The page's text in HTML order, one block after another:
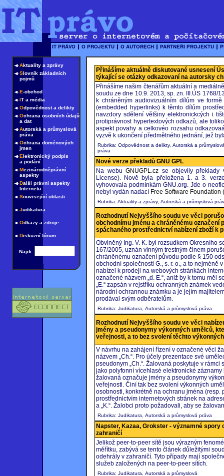
Aktuality a zprávy
Slovník základních
pojmů
E-obchod
IT a média
Odpovědnost a delikty
Ochrana osobních údajů
a dat
Autorská a průmyslová
práva
Ochrana doménových
jmen
Elektronický podpis
a podání
Mezinárodněprávní
aspekty
Další právní aspekty
Internetu
Související oblasti
Judikatura
Odkazy a zdroje
Diskuzní fórum
Najdi:
Přinášíme aktuálně diskutované usnesení
týkající se otázky odkazovaní na autorsky
Přinášíme našim čtenářům aktuální a
soudu ze dne 10.9. 2013, sp. zn. III.ÚS 1768/
k chráněným audiovizuálním dílům ve
(embedded hyperlinks) k těmto dílům
navzdory sdělení většiny elektronickcých i
protiprávnost hypertextových odkazů, ale
aspekt povahy a celkovéo rozsahu
vyzvě k ukončení předmětného jednání, jež
Rubrika: Odpovědnost a delikty, Autorská a
práva
Nové verze překladů GNU GPL
Na webuGNUGPL.cz se objevily
License). Nově byla přeložena 1. a 3.
vyhovovala podmínkám GNU.org. Jde o
nebyl vydán nadací Free Software Foundation
Rubrika: Aktuality a zprávy, Autorská a průmyslová
Rozhodnutí Nejvyššího soudu ve věci
obchodnímu jménu a chráněnému označení
spáchaného prostřednictví nabízení zboží k
Obviněný Ing. V. K. byl rozsudkem Okresního
167/2005, uznán vinným trestným činem
chráněnému označení původu podle § 150
obchodní společnosti G., s. r. o., a to nejméně
nabízel k prodeji na webových stránkách
označené názvem „d. E.“, aniž by k tomu měl
„E.“ zapsán v rejstříku ochranných známek
národní ochrannou známku a je jejím
prodával svým odběratelům.
Rubrika: Judikatura, Autorská a průmyslová práva
Rozhodnutí Nejvyššího soudu ve věci
jmény a pseudonymy výkonných umělců,
veřejnosti, a to bez svolení těchto
V návrhu na zahájení řízení v označené věci
názvem „Ch.“. Pro účely prezentace své
pseudonym „Ch.“. Žalovaná poskytuje v
jako polyfonní vícehlasé elektronické
žalovaná označuje jmény a pseudonymy
veřejnosti. Činí tak bez svolení výkonných
osobnosti, konkrétně na ochranu jména
prostřednictvím internetových stránek na
a „K.“. Žalobci proto požadovali, aby se
Rubrika: Judikatura, Autorská a průmyslová práva
Napster, Kazaa, Grokster - významné spory
zahraničí
Jelikož peer-to-peer sítě jsou výrazným
měřítku, zabývá se tento článek důležitými
odehrály v zahraničí. Tyto případy mají
služeb založených na peer-to-peer sítích.
Rubrika: Judikatura, Autorská a průmyslová